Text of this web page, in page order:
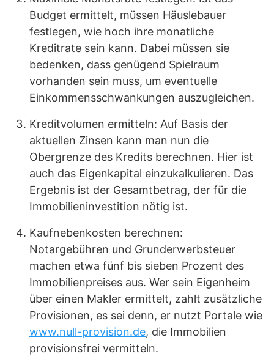
Budget ermittelt, müssen Häuslebauer
festlegen, wie hoch ihre monatliche
Kreditrate sein kann. Dabei müssen sie
bedenken, dass genügend Spielraum
vorhanden sein muss, um eventuelle
Einkommensschwankungen auszugleichen.
Kreditvolumen ermitteln: Auf Basis der
aktuellen Zinsen kann man nun die
Obergrenze des Kredits berechnen. Hier ist
auch das Eigenkapital einzukalkulieren. Das
Ergebnis ist der Gesamtbetrag, der für die
Immobilieninvestition nötig ist.
Kaufnebenkosten berechnen:
Notargebühren und Grunderwerbsteuer
machen etwa fünf bis sieben Prozent des
Immobilienpreises aus. Wer sein Eigenheim
über einen Makler ermittelt, zahlt zusätzliche
Provisionen, es sei denn, er nutzt Portale wie
www.null-provision.de, die Immobilien
provisionsfrei vermitteln.